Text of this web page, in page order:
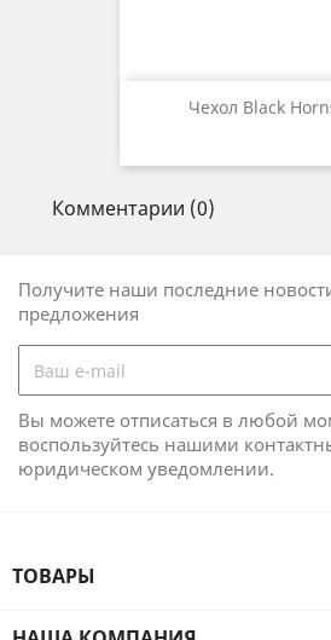
Чехол Black
Комментарии (0)
Получите наши последние
предложения
Вы можете отписаться в любой
воспользуйтесь нашими
юридическом уведомлении.
ТОВАРЫ